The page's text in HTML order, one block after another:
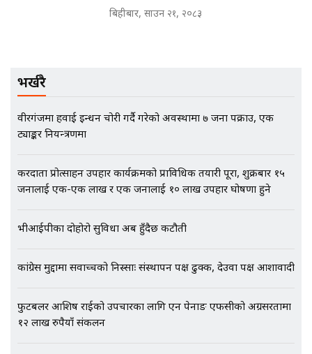
Followup: CCTV Footage Lost |
SIDHAKURA |
बिहीबार, साउन २१, २०८३
भर्खरै
वीरगंजमा हवाई इन्धन चोरी गर्दै गरेको अवस्थामा ७ जना पक्राउ, एक
ट्याङ्कर नियन्त्रणमा
करदाता प्रोत्साहन उपहार कार्यक्रमको प्राविधिक तयारी पूरा, शुक्रबार १५
जनालाई एक-एक लाख र एक जनालाई १० लाख उपहार घोषणा हुने
भीआईपीका दोहोरो सुविधा अब हुँदैछ कटौती
कांग्रेस मुद्दामा सर्वोच्चको निस्साः संस्थापन पक्ष ढुक्क, देउवा पक्ष आशावादी
फुटबलर आशिष राईको उपचारका लागि एन पेनाङ एफसीको अग्रसरतामा
१२ लाख रुपैयाँ संकलन